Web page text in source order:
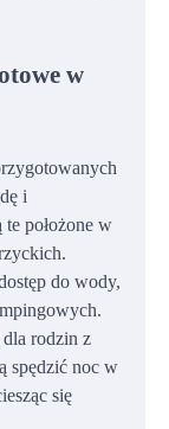
w
i
położone w
do wody,
rodzin z
spędzić noc w
się